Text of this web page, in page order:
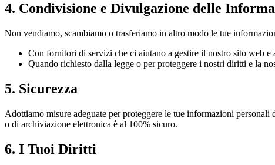
4. Condivisione e Divulgazione delle
Non vendiamo, scambiamo o trasferiamo in altro modo le tue
Con fornitori di servizi che ci aiutano a gestire il nostro sito web e
Quando richiesto dalla legge o per proteggere i nostri diritti e la
5. Sicurezza
Adottiamo misure adeguate per proteggere le tue informazioni
o di archiviazione elettronica è al 100% sicuro.
6. I Tuoi Diritti